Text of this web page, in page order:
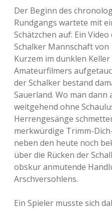
Der Beginn des
Rundgangs wartete mit
Schätzchen auf: Ein
Schalker Mannschaft von
Kurzem im dunklen
Amateurfilmers
der Schalker bestand
Sauerland. Wo man
weitgehend ohne
Herrengesänge
merkwürdige Trimm-
neben den heute noch
über die Rücken der
obskur anmutende
Arschversohlens.
Ein Spieler musste sich